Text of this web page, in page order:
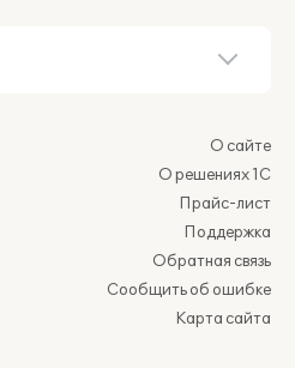
О сайте
О решениях 1С
Прайс-лист
Поддержка
Обратная связь
Сообщить об ошибке
Карта сайта